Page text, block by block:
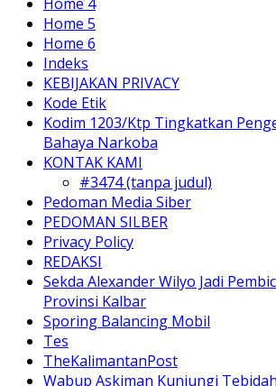
Home 5
Home 6
Indeks
KEBIJAKAN PRIVACY
Kode Etik
Kodim 1203/Ktp Tingkatkan
Bahaya Narkoba
KONTAK KAMI
#3474 (tanpa judul)
Pedoman Media Siber
PEDOMAN SILBER
Privacy Policy
REDAKSI
Sekda Alexander Wilyo Jadi
Provinsi Kalbar
Sporing Balancing Mobil
Tes
TheKalimantanPost
Wabup Askiman Kunjungi Tebidah